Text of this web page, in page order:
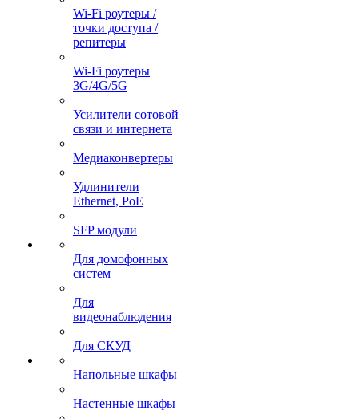
Wi-Fi роутеры /
точки доступа /
репитеры
Wi-Fi роутеры
3G/4G/5G
Усилители сотовой
связи и интернета
Медиаконвертеры
Удлинители
Ethernet, PoE
SFP модули
Для домофонных
систем
Для
видеонаблюдения
Для СКУД
Напольные шкафы
Настенные шкафы